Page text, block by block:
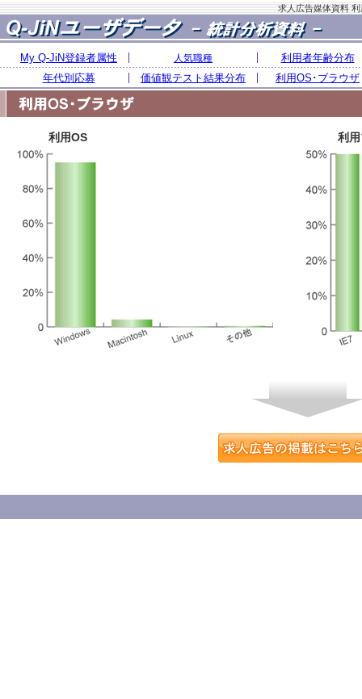
求人広告媒体資料
My Q-JiN登録者属性 人気職種
利用者年齢分布
年代別応募
価値観テスト結果分布 利用OS･ブラウザ
利用OS 利